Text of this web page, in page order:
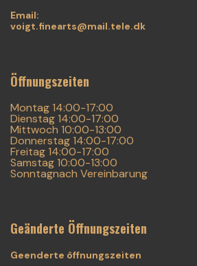
Email:
voigt.finearts@mail.tele.dk
Öffnungszeiten
Montag 14:00-17:00
Dienstag 14:00-17:00
Mittwoch 10:00-13:00
Donnerstag 14:00-17:00
Freitag 14:00-17:00
Samstag 10:00-13:00
Sonntagnach Vereinbarung
Geänderte Öffnungszeiten
Geenderte ôffnungszeiten